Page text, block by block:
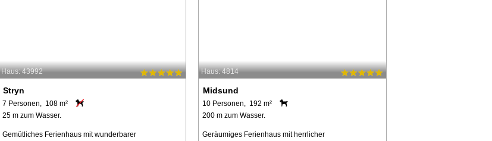
Haus: 43992
Stryn
7 Personen, 108 m²
25 m zum Wasser.
Gemütliches Ferienhaus mit wunderbarer
Haus: 4814
Midsund
10 Personen, 192 m²
200 m zum Wasser.
Geräumiges Ferienhaus mit herrlicher